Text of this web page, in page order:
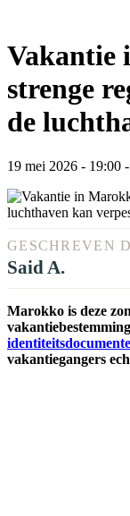
Vakantie
strenge
de
19 mei 2026 - 19:00 -
GESCHREVEN
Said A.
Marokko is deze
vakantiegangers